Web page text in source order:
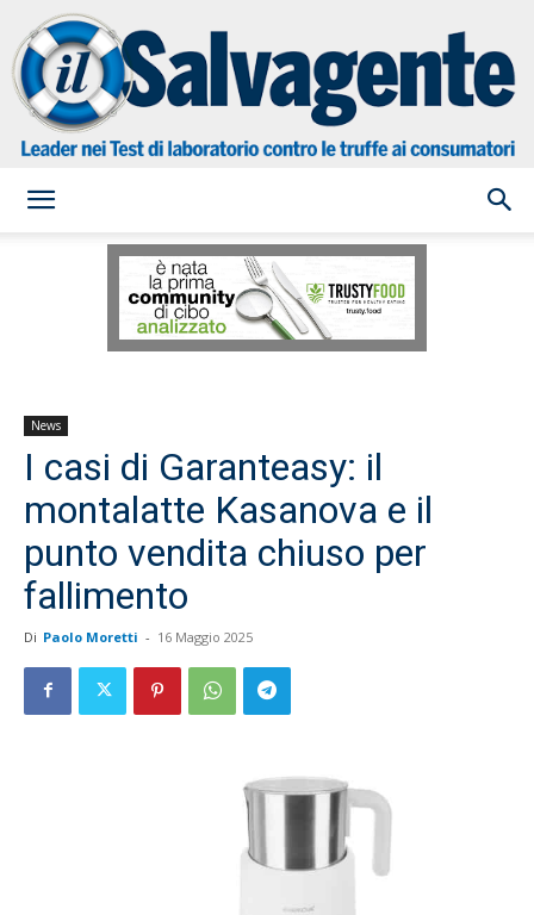
Salvagente
News
I casi di Garanteasy: il
montalatte Kasanova e il
punto vendita chiuso per
fallimento
Di Paolo Moretti - 16 Maggio 2025